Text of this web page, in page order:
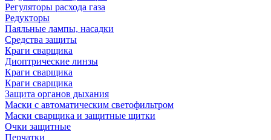
Регуляторы расхода газа
Редукторы
Паяльные лампы, насадки
Средства защиты
Краги сварщика
Диоптрические линзы
Краги сварщика
Краги сварщика
Защита органов дыхания
Маски с автоматическим светофильтром
Маски сварщика и защитные щитки
Очки защитные
Перчатки